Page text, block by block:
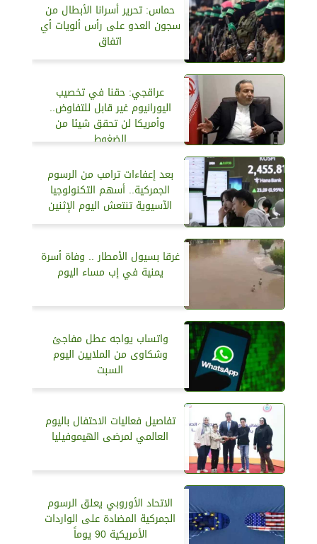
حماس: تحرير أسرانا الأبطال من
سجون العدو على رأس ألويات أي
اتفاق
عراقجي: حقنا في تخصيب
اليورانيوم غير قابل للتفاوض..
وأمريكا لن تحقق شيئا من
الضغوط
بعد إعفاءات ترامب من الرسوم
الجمركية.. أسهم التكنولوجيا
الآسيوية تنتعش اليوم الإثنين
غرقا بسيول الأمطار .. وفاة أسرة
يمنية في إب مساء اليوم
واتساب يواجه عطل مفاجئ
وشكاوى من الملايين اليوم
السبت
تفاصيل فعاليات الاحتفال باليوم
العالمي لمرضى الهيموفيليا
الاتحاد الأوروبي يعلق الرسوم
الجمركية المضادة على الواردات
الأمريكية 90 يوماً